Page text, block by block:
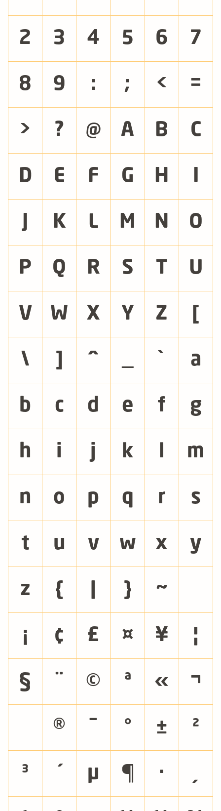
2 3 4 5 6 7
8 9 : ; < =
> ? @ A B C
D E F G H I
K L M N O
P Q R S T U
V W X Y Z
\ ^ a
b c d e f g
h i j k l m
n o p q r s
t u v w x y
z { } ~
¡ ¢ £ ¤ ¥ ¦
§ © ª « ¬
® ° ± ²
³ µ ¶ ·